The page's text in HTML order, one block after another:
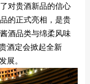
对贵酒新品的信心
的正式亮相，是贵
酒品类与绵柔风味
酒定会掀起全新
展。